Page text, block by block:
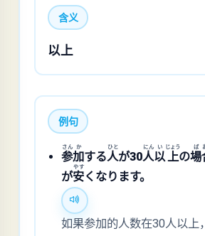
含义
以上
例句
参
さん
加
か
する人
ひと
が30人
にん
以
い
上
じょう
の場
ば
が安
やす
くなります。
如果参加的人数在30人以上